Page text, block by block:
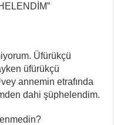
Üfürükçü
üfürükçü
annemin etrafında
dahi şüphelendim.